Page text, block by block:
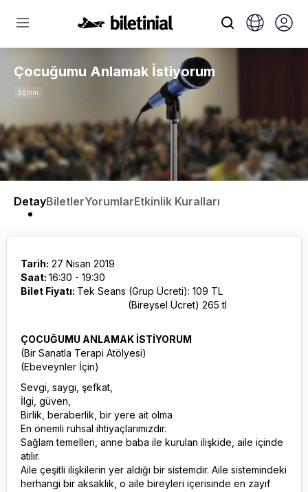
Çocuğumu Anlamak İstiyorum
Eğitim
DetayBiletlerYorumlarEtkinlik Kuralları
Tarih: 27 Nisan 2019
Saat: 16:30 - 19:30
Bilet Fiyatı: Tek Seans (Grup Ücreti): 109 TL
(Bireysel Ücret) 265 tl
ÇOCUĞUMU ANLAMAK İSTİYORUM
(Bir Sanatla Terapi Atölyesi)
(Ebeveynler İçin)
Sevgi, saygı, şefkat,
İlgi, güven,
Birlik, beraberlik, bir yere ait olma
En önemli ruhsal ihtiyaçlarımızdır.
Sağlam temelleri, anne baba ile kurulan ilişkide, aile içinde
atılır.
Aile çeşitli ilişkilerin yer aldığı bir sistemdir. Aile sistemindeki
herhangi bir aksaklık, o aile bireyleri içerisinde en zayıf